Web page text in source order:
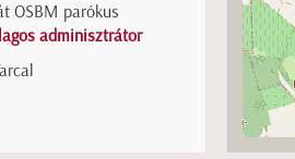
OSBM parókus
adminisztrátor